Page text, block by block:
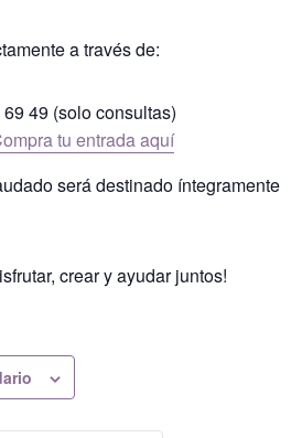
a través de:
49 (solo consultas)
tu entrada aquí
será destinado íntegramente
crear y ayudar juntos!